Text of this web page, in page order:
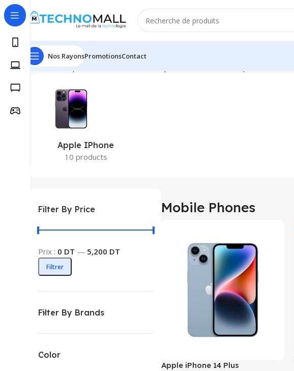
Nos RayonsPromotionsContact
Accueil Téléphonie & Tablettes
Apple IPhone
10 products
Filter By Price
Filtrer
Prix : 0 DT — 5,200 DT
Filter By Brands
Color
Mobile Phones
Apple iPhone 14 Plus